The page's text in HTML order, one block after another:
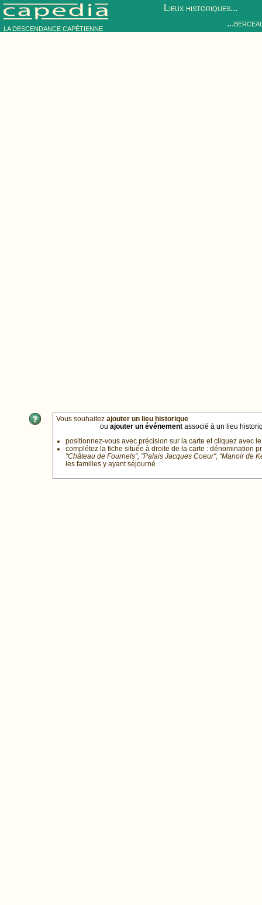
LA DESCENDANCE CAPÉTIENNE
Lieux historiques...
Vous souhaitez ajouter un lieu historique
ou ajouter un événement associé à un lieu
positionnez-vous avec précision sur la carte et cliquez avec
complétez la fiche située à droite de la carte : dénomination
"Château de Fournels", "Palais Jacques Coeur", "Manoir de
les familles y ayant séjourné